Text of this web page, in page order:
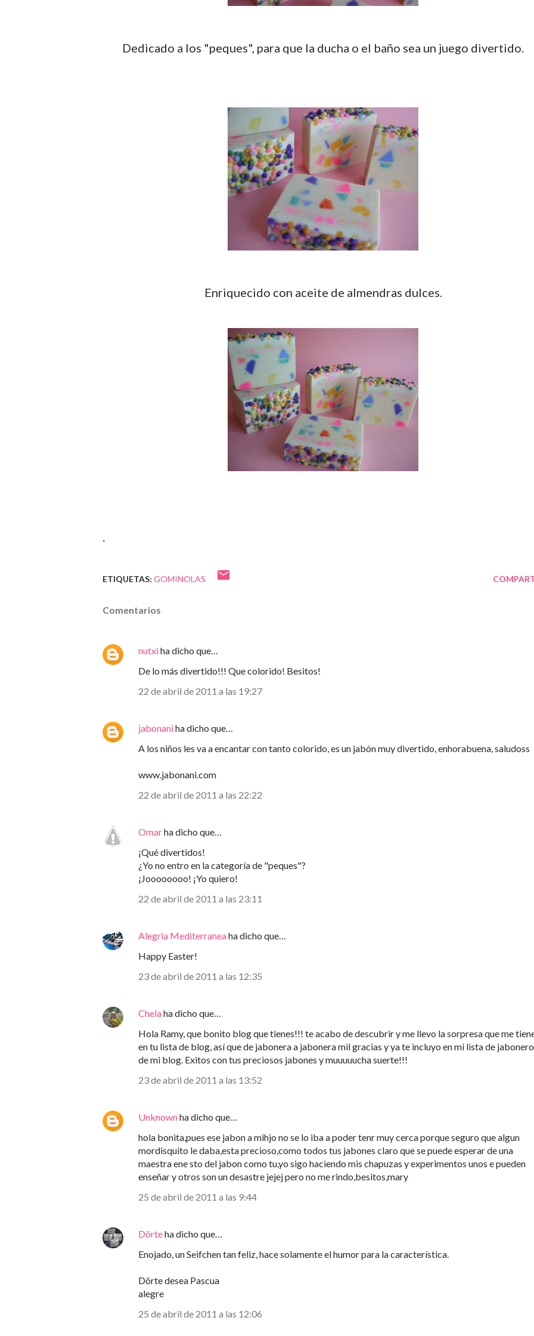
Dedicado a los "peques", para que la ducha o el baño sea un juego divertido.
Enriquecido con aceite de almendras dulces.
.
ETIQUETAS: GOMINOLAS
Comentarios
nutxiha dicho que…
De lo más divertido!!! Que colorido! Besitos!
22 de abril de 2011 a las 19:27
jabonaniha dicho que…
A los niños les va a encantar con tanto colorido, es un jabón muy divertido, enhorabuena, saludoss
www.jabonani.com
22 de abril de 2011 a las 22:22
Omarha dicho que…
¡Qué divertidos!
¿Yo no entro en la categoría de "peques"?
¡Joooooooo! ¡Yo quiero!
22 de abril de 2011 a las 23:11
Alegria Mediterraneaha dicho que…
Happy Easter!
23 de abril de 2011 a las 12:35
Chelaha dicho que…
Hola Ramy, que bonito blog que tienes!!! te acabo de descubrir y me llevo la sorpresa que me
en tu lista de blog, así que de jabonera a jabonera mil gracias y ya te incluyo en mi lista de
de mi blog. Exitos con tus preciosos jabones y muuuuucha suerte!!!
23 de abril de 2011 a las 13:52
Unknownha dicho que…
hola bonita,pues ese jabon a mihjo no se lo iba a poder tenr muy cerca porque seguro que algun
mordisquito le daba,esta precioso,como todos tus jabones claro que se puede esperar de una
maestra ene sto del jabon como tu,yo sigo haciendo mis chapuzas y experimentos unos e pueden
enseñar y otros son un desastre jejej pero no me rindo,besitos,mary
25 de abril de 2011 a las 9:44
Dörteha dicho que…
Enojado, un Seifchen tan feliz, hace solamente el humor para la característica.
Dörte desea Pascua
alegre
25 de abril de 2011 a las 12:06